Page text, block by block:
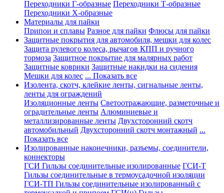
Переходники Г-образные Переходники Т-образные
Переходники Х-образные
Материалы для пайки
Припои и сплавы Разное для пайки Флюсы для пайки
Защитные покрытия для автомобиля, мешки для колес
Защита рулевого колеса, рычагов КПП и ручного
тормоза Защитное покрытие для малярных работ
Защитные коврики Защитные накидки на сидения
Мешки для колес ... Показать все
Изолента, скотч, клейкие ленты, сигнальные ленты,
ленты для ограждений
Изоляционные ленты Светоотражающие, разметочные и
оградительные ленты Алюминиевые и
металлизированные ленты Двухсторонний скотч
автомобильный Двухсторонний скотч монтажный ...
Показать все
Изолированные наконечники, разъемы, соединители,
коннекторы
ГСИ Гильзы соединительные изолированные ГСИ-Т
Гильзы соединительные в термоусадочной изоляции
ГСИ-ТП Гильзы соединительные изолированный с